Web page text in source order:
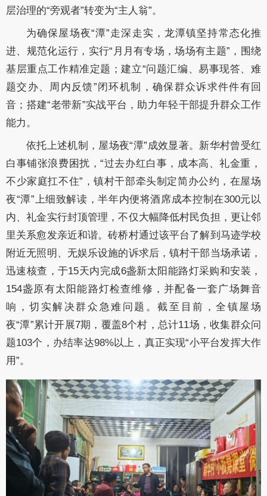
层治理的“旁观者”转变为“主人翁”。
为确保屋场夜“潭”走深走实，龙潭镇坚持常态化推
进、规范化运行，实行“月月有专场，场场有主题”，围绕
基层重点工作精准定题；建立“问题汇编、易事现答、难
题交办、周内反馈”闭环机制，确保群众诉求件件有回
音；搭建“老带新”实战平台，助力年轻干部提升群众工作
能力。
依托上述机制，屋场夜“潭”成效显著。新华村曾受红
白事铺张浪费困扰，“过去办红白事，成本高、礼金重，
不少家庭扛不住”，镇村干部牵头制定简办公约，在屋场
夜“潭”上细致解读，半年内便将酒席成本控制在300元以
内、礼金实行封顶管理，不仅大幅降低村民负担，更让邻
里关系愈发亲近和谐。砖桥村通过该平台了解到马迹学校
附近无照明、无娱乐设施的诉求后，镇村干部当场承诺，
迅速核查，于15天内完成6盏新太阳能路灯采购和安装，
154盏原有太阳能路灯检查维修，并配备一套广场舞音
响，切实解决群众急难问题。截至目前，全镇屋场
夜“潭”累计开展7期，覆盖8个村，总计11场，收集群众问
题103个，办结率达98%以上，真正实现“小平台发挥大作
用”。